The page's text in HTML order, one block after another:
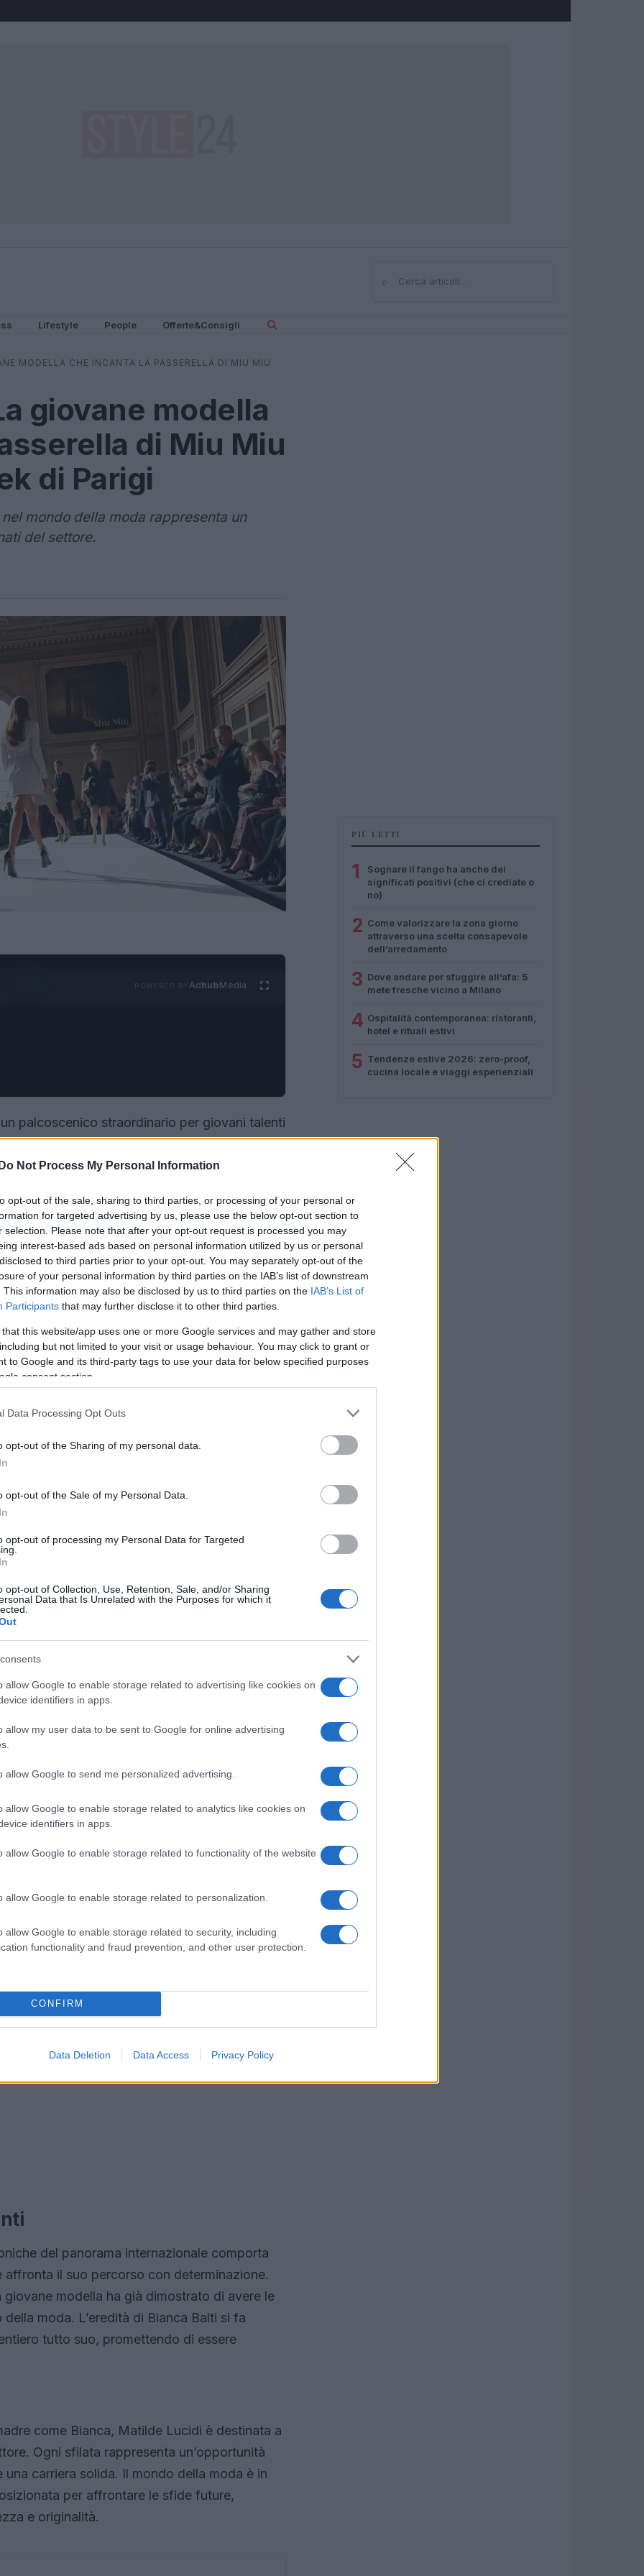
Do Not Process My Personal Information
opt-out of the sale, sharing to third parties, or processing of your personal or
for targeted advertising by us, please use the below opt-out section to
selection. Please note that after your opt-out request is processed you may
interest-based ads based on personal information utilized by us or personal
to third parties prior to your opt-out. You may separately opt-out of the
of your personal information by third parties on the IAB’s list of downstream
This information may also be disclosed by us to third parties on the IAB’s List of
Participants that may further disclose it to other third parties.
that this website/app uses one or more Google services and may gather and store
but not limited to your visit or usage behaviour. You may click to grant or
to Google and its third-party tags to use your data for below specified purposes
consent section.
Data Processing Opt Outs
opt-out of the Sharing of my personal data.
opt-out of the Sale of my Personal Data.
opt-out of processing my Personal Data for Targeted
opt-out of Collection, Use, Retention, Sale, and/or Sharing
Data that Is Unrelated with the Purposes for which it
allow Google to enable storage related to advertising like cookies on
identifiers in apps.
allow my user data to be sent to Google for online advertising
allow Google to send me personalized advertising.
allow Google to enable storage related to analytics like cookies on
identifiers in apps.
allow Google to enable storage related to functionality of the website
allow Google to enable storage related to personalization.
allow Google to enable storage related to security, including
functionality and fraud prevention, and other user protection.
CONFIRM
Data Deletion Data Access Privacy Policy
⌕Cerca
Lifestyle People Offerte&Consigli
MODELLA CHE INCANTA LA PASSERELLA DI MIU MIU
giovane modella
di Miu Miu
di Parigi
mondo della moda rappresenta un
del settore.
AdhubMedia
palcoscenico straordinario per giovani talenti
moda,Matilde Lucidiha fatto il suo ingresso
e appassionati del settore. Figlia della
marchio Miu Miu.
per Dior, ha fatto parlare di sé e ha creato
La giovane modella ha saputo
con il mondo della moda, ma anche
week parigina
marchio di fama internazionale comeMiu Miu
giovane modella, soprattutto considerando
capacità di mescolare eleganza e
presente.
che hanno esaltato il suo stile
l’innovazione del brand. Le sue scelte di
i valori di Miu Miu, noto per il suo
modella ha saputo portare sul catwalk non
che ha conquistato tutti.
del panorama internazionale comporta
il suo percorso con determinazione.
modella ha già dimostrato di avere le
moda. L’eredità di Bianca Balti si fa
tutto suo, promettendo di essere
come Bianca, Matilde Lucidi è destinata a
Ogni sfilata rappresenta un’opportunità
carriera solida. Il mondo della moda è in
per affrontare le sfide future,
e originalità.
PIÙ LETTI
1
Sognare il fango ha anche dei
significati positivi (che ci crediate o
no)
2 Come valorizzare la zona giorno
attraverso una scelta consapevole
dell’arredamento
3 Dove andare per sfuggire all’afa: 5
mete fresche vicino a Milano
4 Ospitalità contemporanea: ristoranti,
hotel e rituali estivi
5 Tendenze estive 2026: zero-proof,
cucina locale e viaggi esperienziali